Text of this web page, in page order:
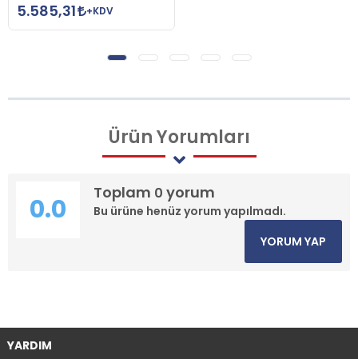
5.585,31
+KDV
ÜrünYorumları
Toplam 0 yorum
Bu ürüne henüz yorum yapılmadı.
0.0
YORUM YAP
YARDIM